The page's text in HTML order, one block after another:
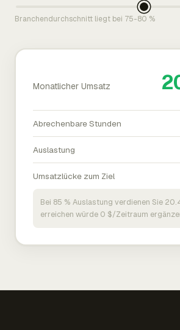
Branchendurchschnitt liegt bei 75-80 %
Monatlicher Umsatz
Abrechenbare Stunden
Auslastung
Umsatzlücke zum Ziel
Bei 85 % Auslastung verdienen Sie
erreichen würde 0 $/Zeitraum